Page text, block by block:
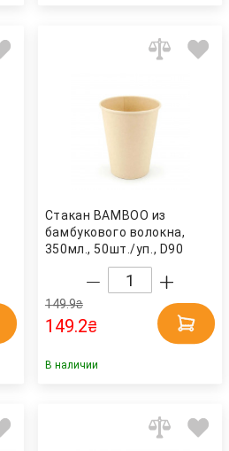
Стакан BAMBOO из
бамбукового волокна,
350мл., 50шт./уп., D90
149.9₴
149.2₴
В наличии